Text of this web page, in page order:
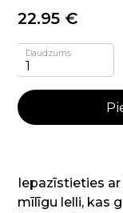
22.95 €
Daudzums
Iepazīstieties
mīlīgu lelli, kas